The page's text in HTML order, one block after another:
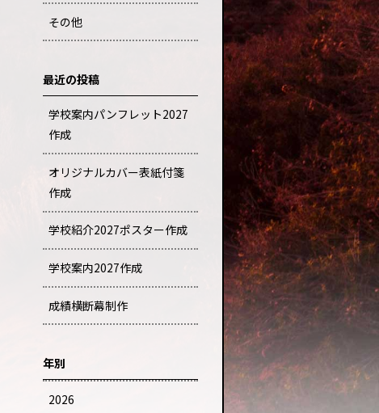
その他
最近の投稿
学校案内パンフレット2027
作成
オリジナルカバー表紙付箋
作成
学校紹介2027ポスター作成
学校案内2027作成
成績横断幕制作
年別
2026